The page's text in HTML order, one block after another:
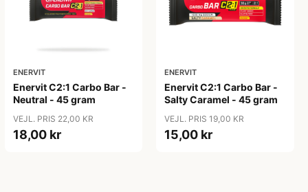
ENERVIT
Enervit C2:1 Carbo Bar -
Neutral - 45 gram
VEJL. PRIS 22,00 KR
18,00 kr
ENERVIT
Enervit C2:1 Carbo Bar -
Salty Caramel - 45 gram
VEJL. PRIS 19,00 KR
15,00 kr